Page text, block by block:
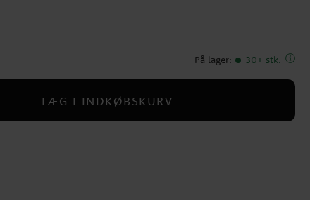
På lager: 30+ stk.
LÆG I INDKØBSKURV